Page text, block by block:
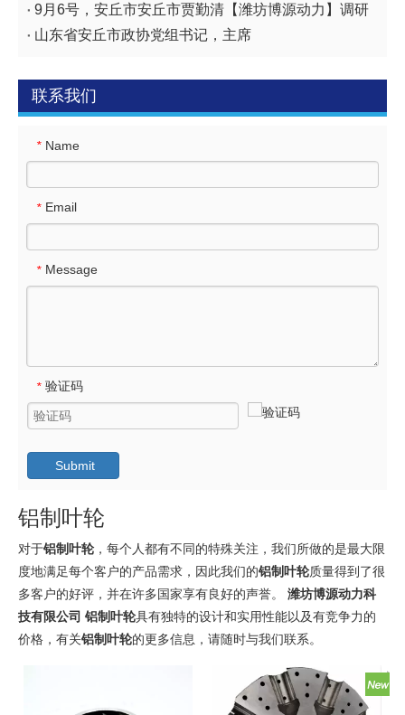
9月6号，安丘市安丘市贾勤清【潍坊博源动力】调研
山东省安丘市政协党组书记，主席
联系我们
* Name
* Email
* Message
* 验证码
Submit
铝制叶轮
对于铝制叶轮，每个人都有不同的特殊关注，我们所做的是最大限
度地满足每个客户的产品需求，因此我们的铝制叶轮质量得到了很
多客户的好评，并在许多国家享有良好的声誉。 潍坊博源动力科
技有限公司 铝制叶轮具有独特的设计和实用性能以及有竞争力的
价格，有关铝制叶轮的更多信息，请随时与我们联系。